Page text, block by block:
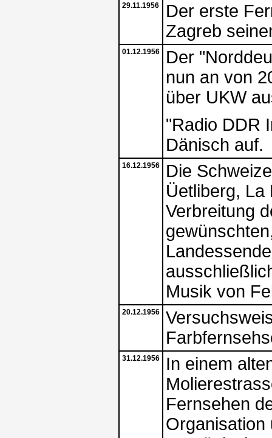
29.11.1956
Der erste
Zagreb
01.12.1956
Der
nun an von
über UKW
"Radio DDR
Dänisch auf.
16.12.1956
Die
Üetliberg, La
Verbreitung
Musik von
20.12.1956
31.12.1956
In einem
Fernsehen
Organisation